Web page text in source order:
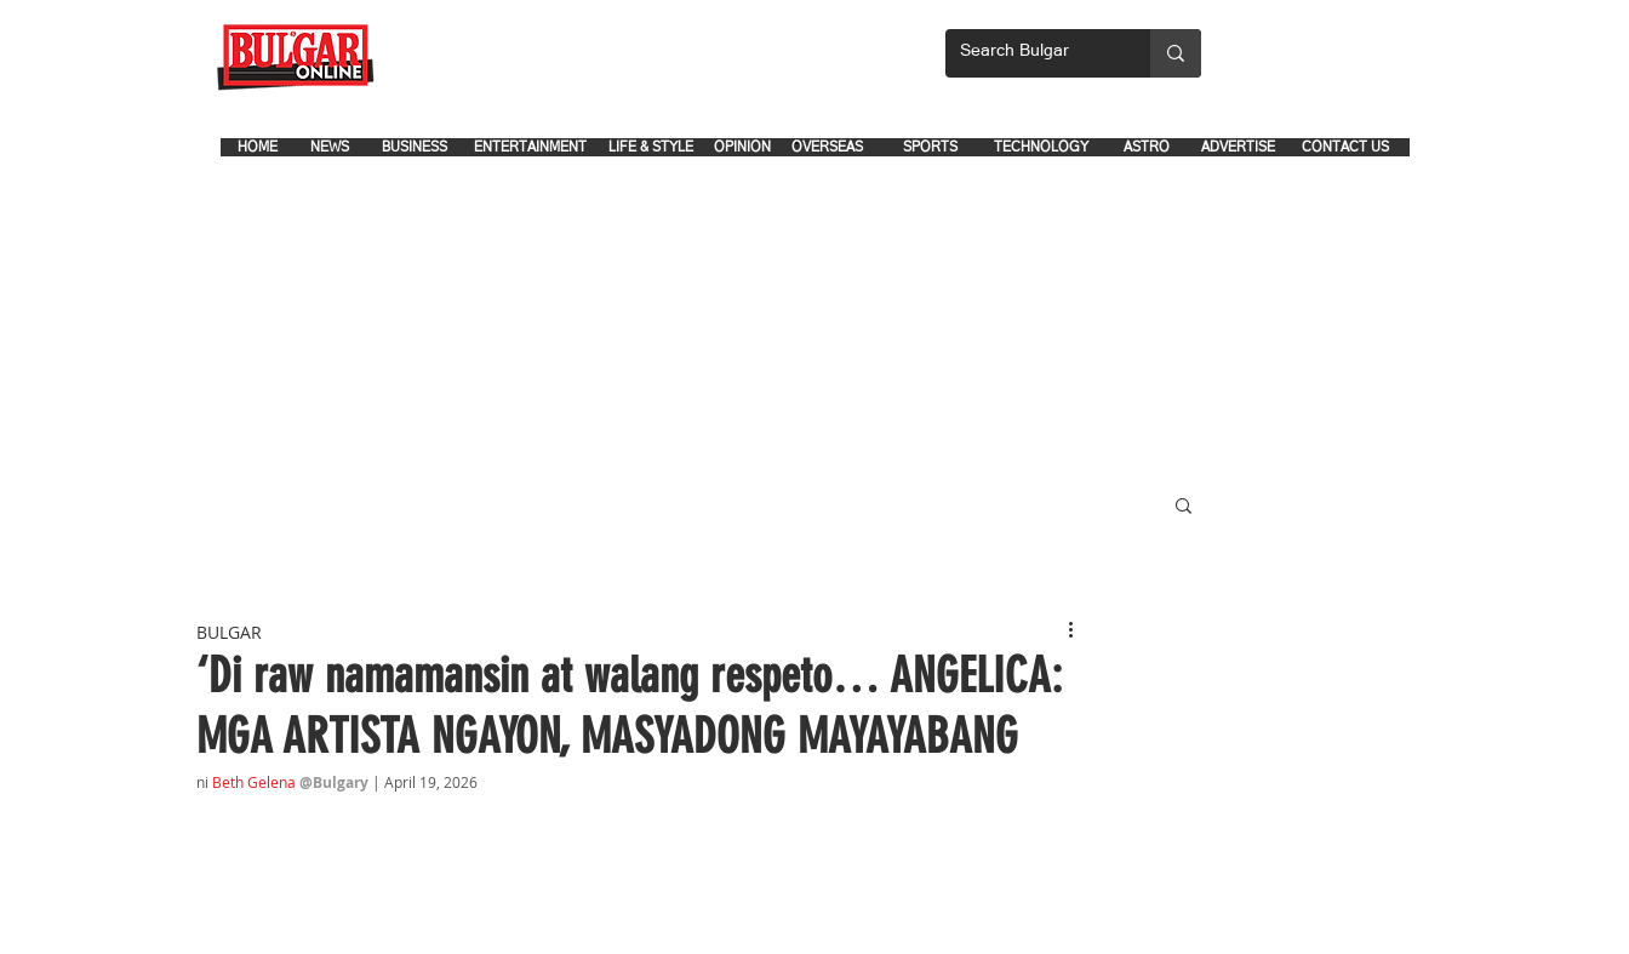
CONTACT US
ADVERTISE
ASTRO
TECHNOLOGY
SPORTS
OVERSEAS
OPINION
LIFE & STYLE
ENTERTAINMENT
NEWS
HOME BUSINESS . .
‘Di raw namamansin at walang respeto… ANGELICA:
MGA ARTISTA NGAYON, MASYADONG MAYAYABANG
BULGAR
ni Beth Gelena @Bulgary | April 19 , 2026